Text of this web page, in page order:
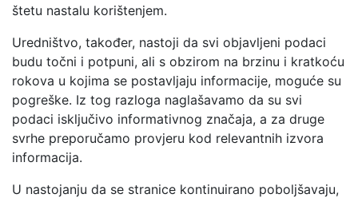
štetu nastalu korištenjem.
Uredništvo, također, nastoji da svi objavljeni podaci
budu točni i potpuni, ali s obzirom na brzinu i kratkoću
rokova u kojima se postavljaju informacije, moguće su
pogreške. Iz tog razloga naglašavamo da su svi
podaci isključivo informativnog značaja, a za druge
svrhe preporučamo provjeru kod relevantnih izvora
informacija.
U nastojanju da se stranice kontinuirano poboljšavaju,